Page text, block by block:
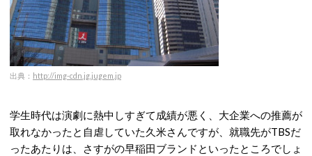
出典： http://img-cdn.jg.jugem.jp
学生時代は演劇に熱中しすぎて成績が悪く、大企業への推薦が
取れなかったと自虐していた久米さんですが、就職先がTBSだ
ったあたりは、さすがの早稲田ブランドといったところでしょ